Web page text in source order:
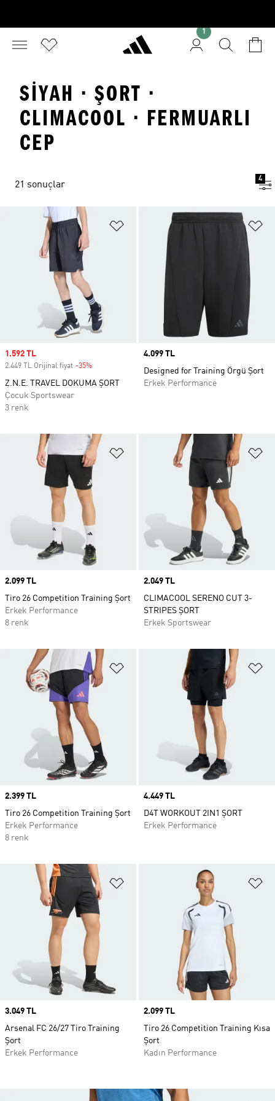
1
SIYAH · ŞORT ·
CLIMACOOL · FERMUARLI
CEP
21 sonuçlar
4
Favori Listesine Ekle
Sale price
1.592 TL
2.449 TL Orijinal fiyat -35%
Z.N.E. TRAVEL DOKUMA ŞORT
Çocuk Sportswear
3 renk
Price
4.099 TL
Designed for Training Örgü Şort
Erkek Performance
Favori Listesine Ekle
Price
2.099 TL
Tiro 26 Competition Training Şort
Erkek Performance
8 renk
Price
2.049 TL
CLIMACOOL SERENO CUT 3-
STRIPES ŞORT
Erkek Sportswear
Favori Listesine Ekle
Price
2.399 TL
Tiro 26 Competition Training Şort
Erkek Performance
8 renk
Price
4.449 TL
D4T WORKOUT 2IN1 ŞORT
Erkek Performance
Favori Listesine Ekle
Price
3.049 TL
Arsenal FC 26/27 Tiro Training
Şort
Erkek Performance
Price
2.099 TL
Tiro 26 Competition Training Kısa
Şort
Kadın Performance